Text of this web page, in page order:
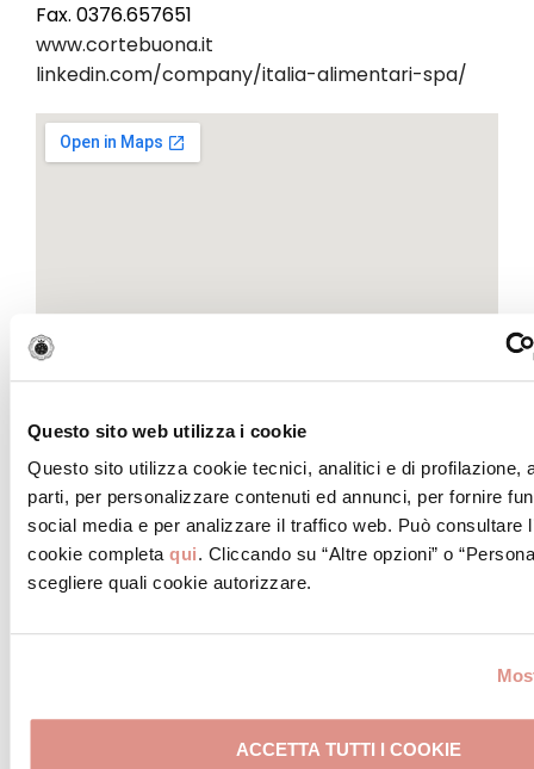
Questo sito web utilizza i cookie
Questo sito utilizza cookie tecnici, analitici e di profilazione,
parti, per personalizzare contenuti ed annunci, per fornire
social media e per analizzare il traffico web. Può consultare
cookie completa qui. Cliccando su “Altre opzioni” o
scegliere quali cookie autorizzare.
ACCETTA TUTTI I COOKIE
Fax. 0376.657651
www.cortebuona.it
linkedin.com/company/italia-alimentari-spa/